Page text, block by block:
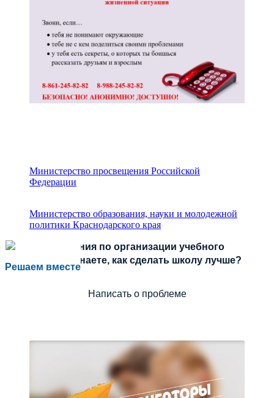
Министерство просвещения Российской
Федерации
Министерство образования, науки и молодежной
политики Краснодарского края
Решаем вместе
Есть предложения по организации учебного
процесса или знаете, как сделать школу лучше?
Написать о проблеме